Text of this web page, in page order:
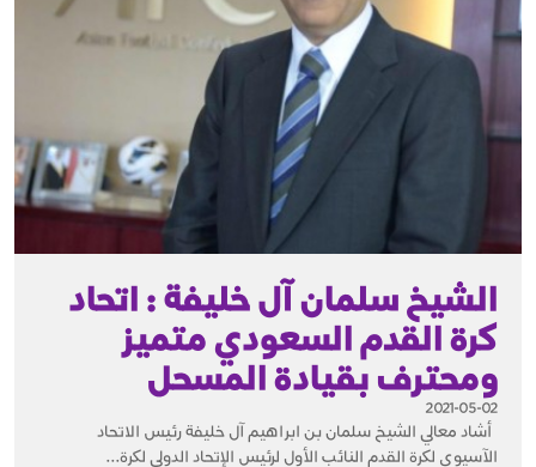
الشيخ سلمان آل خليفة : اتحاد
كرة القدم السعودي متميز
ومحترف بقيادة المسحل
2021-05-02
أشاد معالي الشيخ سلمان بن ابراهيم آل خليفة رئيس الاتحاد
الآسيوي لكرة القدم النائب الأول لرئيس الإتحاد الدولي لكرة...